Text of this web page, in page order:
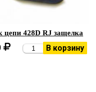
цепи 428D RJ защелка
В корзину